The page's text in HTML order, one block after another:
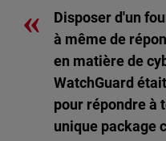
«
Disposer d'un
à même de
en matière de
WatchGuard
pour répondre à
unique package